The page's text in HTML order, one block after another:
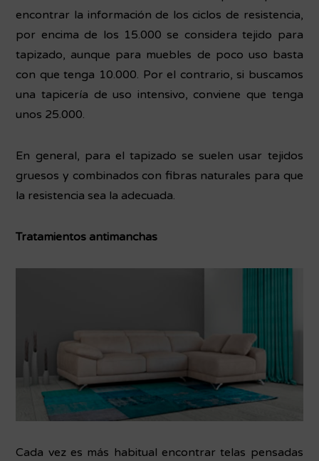
encontrar la información de los ciclos de resistencia,
por encima de los 15.000 se considera tejido para
tapizado, aunque para muebles de poco uso basta
con que tenga 10.000. Por el contrario, si buscamos
una tapicería de uso intensivo, conviene que tenga
unos 25.000.
En general, para el tapizado se suelen usar tejidos
gruesos y combinados con fibras naturales para que
la resistencia sea la adecuada.
Tratamientos antimanchas
Cada vez es más habitual encontrar telas pensadas